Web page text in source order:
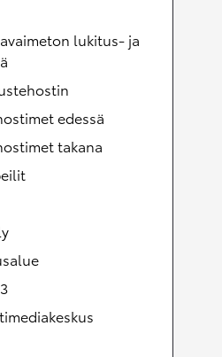
lukitus- ja
edessä
takana